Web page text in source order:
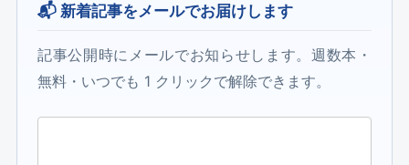
📬 新着記事をメールでお届けします
記事公開時にメールでお知らせします。週数本・
無料・いつでも 1 クリックで解除できます。